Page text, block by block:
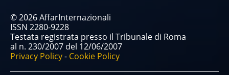
© 2026 AffarInternazionali
ISSN 2280-9228
Testata registrata presso il Tribunale di Roma
al n. 230/2007 del 12/06/2007
Privacy Policy- Cookie Policy